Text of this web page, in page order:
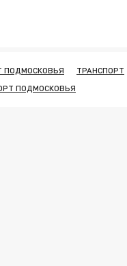
ПОДМОСКОВЬЯ ТРАНСПОРТ
ПОДМОСКОВЬЯ